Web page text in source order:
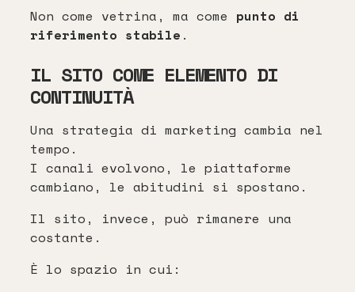
Non come vetrina, ma come punto di
riferimento stabile .
IL SITO COME ELEMENTO DI
CONTINUITÀ
Una strategia di marketing cambia nel
tempo.
I canali evolvono, le piattaforme
cambiano, le abitudini si spostano.
Il sito, invece, può rimanere una
costante.
È lo spazio in cui: